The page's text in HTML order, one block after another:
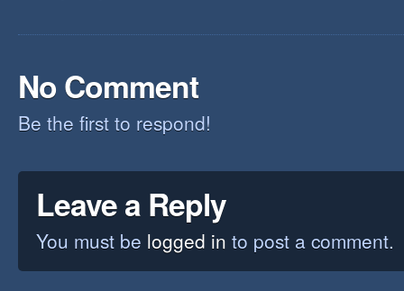
No Comment
Be the first to respond!
Leave a Reply
You must be logged in to post a comment.